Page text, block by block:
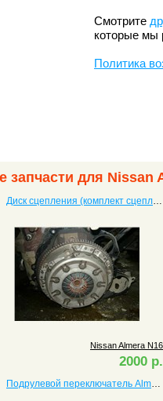
Смотрите
которые мы
Политика
запчасти для Nissan
Диск сцепления (комплект сцепления) Almera
Nissan Almera N16
2000 р.
Подрулевой переключатель Almera